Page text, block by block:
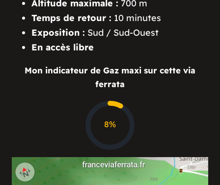
Altitude maximale : 700 m
Temps de retour : 10 minutes
Exposition : Sud / Sud-Ouest
En accès libre
Mon indicateur de Gaz maxi sur cette via
ferrata
34%